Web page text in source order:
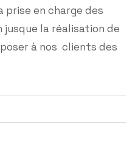
prise en charge des
la réalisation de
à nos clients des